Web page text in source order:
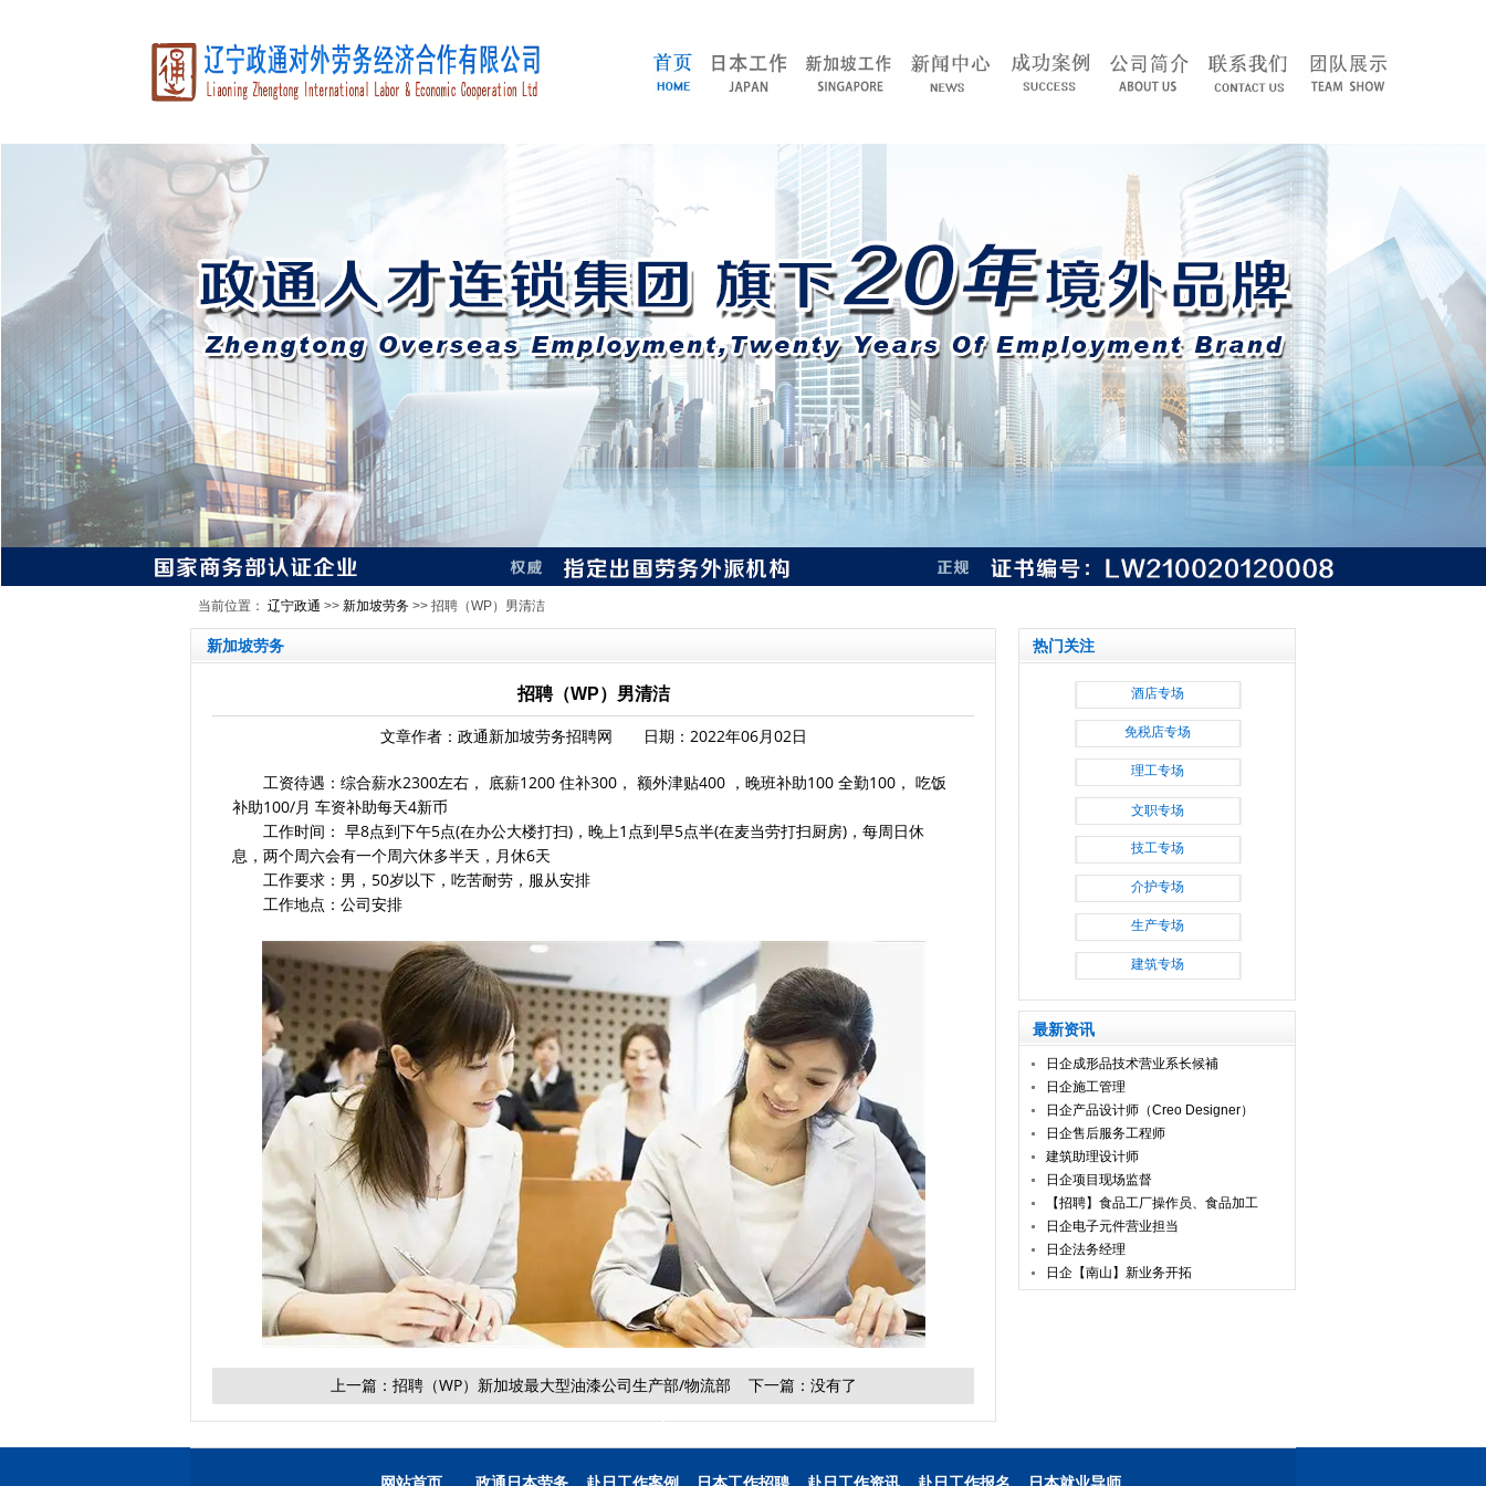
当前位置： 辽宁政通 >> 新加坡劳务>> 招聘（WP）男清洁
新加坡劳务
招聘（WP）男清洁
文章作者：政通新加坡劳务招聘网 日期：2022年06月02日
工资待遇：综合薪水2300左右， 底薪1200 住补300， 额外津贴400 ，晚班补助100 全勤100， 吃饭
补助100/月 车资补助每天4新币
工作时间： 早8点到下午5点(在办公大楼打扫)，晚上1点到早5点半(在麦当劳打扫厨房)，每周日休
息，两个周六会有一个周六休多半天，月休6天
工作要求：男，50岁以下，吃苦耐劳，服从安排
工作地点：公司安排
上一篇： 招聘（WP）新加坡最大型油漆公司生产部/物流部下一篇：没有了
热门关注
酒店专场
免税店专场
理工专场
文职专场
技工专场
介护专场
生产专场
建筑专场
最新资讯
日企成形品技术营业系长候補
日企施工管理
日企产品设计师（Creo Designer）
日企售后服务工程师
建筑助理设计师
日企项目现场监督
【招聘】食品工厂操作员、食品加工
日企电子元件营业担当
日企法务经理
日企【南山】新业务开拓